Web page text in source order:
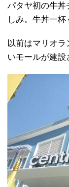
パタヤ初の牛丼
しみ。牛丼一杯
以前はマリオ
いモールが建設